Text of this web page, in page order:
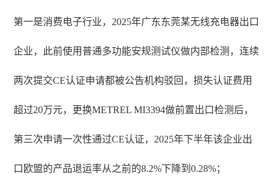
第一是消费电子行业，2025年广东东莞某无线充电器出口
企业，此前使用普通多功能安规测试仪做内部检测，连续
两次提交CE认证申请都被公告机构驳回，损失认证费用
超过20万元，更换METREL MI3394做前置出口检测后，
第三次申请一次性通过CE认证，2025年下半年该企业出
口欧盟的产品退运率从之前的8.2%下降到0.28%；